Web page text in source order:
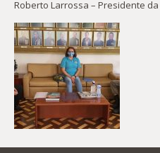
Roberto Larrossa – Presidente da